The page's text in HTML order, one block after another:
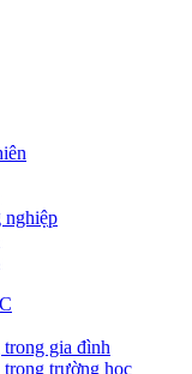
nghiệp
gia đình
trong trường học